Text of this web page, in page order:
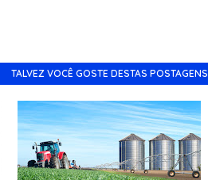
TALVEZ VOCÊ GOSTE DESTAS POSTAGENS